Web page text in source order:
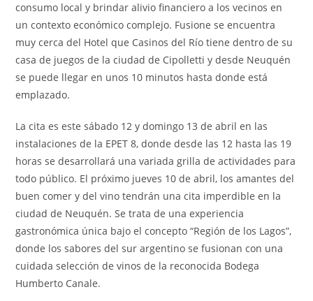
consumo local y brindar alivio financiero a los vecinos en
un contexto económico complejo. Fusione se encuentra
muy cerca del Hotel que Casinos del Río tiene dentro de su
casa de juegos de la ciudad de Cipolletti y desde Neuquén
se puede llegar en unos 10 minutos hasta donde está
emplazado.
La cita es este sábado 12 y domingo 13 de abril en las
instalaciones de la EPET 8, donde desde las 12 hasta las 19
horas se desarrollará una variada grilla de actividades para
todo público. El próximo jueves 10 de abril, los amantes del
buen comer y del vino tendrán una cita imperdible en la
ciudad de Neuquén. Se trata de una experiencia
gastronómica única bajo el concepto “Región de los Lagos”,
donde los sabores del sur argentino se fusionan con una
cuidada selección de vinos de la reconocida Bodega
Humberto Canale.